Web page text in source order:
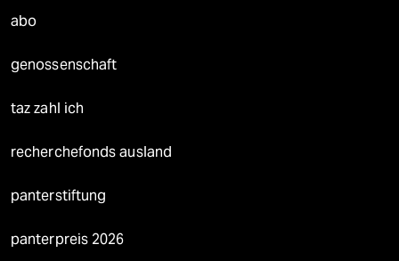
abo
genossenschaft
taz zahl ich
recherchefonds ausland
panterstiftung
panterpreis 2026